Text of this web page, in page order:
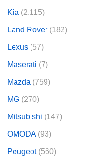
Kia (2.115)
Land Rover (182)
Lexus (57)
Maserati (7)
Mazda (759)
MG (270)
Mitsubishi (147)
OMODA(93)
Peugeot(560)